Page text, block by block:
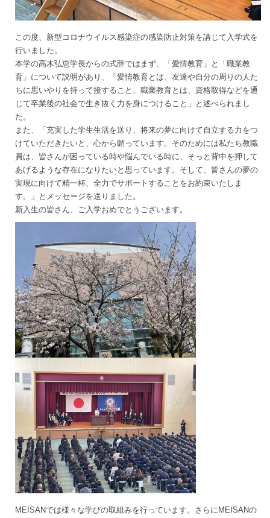
この度、新型コロナウイルス感染症の感染防止対策を講じて入学式を
行いました。
本学の高木弘恵学長からの式辞ではまず、「愛情教育」と「職業教
育」について説明があり、「愛情教育とは、友達や自分の周りの人た
ちに思いやりを持って接すること、職業教育とは、資格取得などを通
じて卒業後の社会で生き抜く力を身につけること」と述べられまし
た。
また、「充実した学生生活を送り、将来の夢に向けて自立する力をつ
けていただきたいと、心から願っています。そのためには私たち教職
員は、皆さんが困っている時や悩んでいる時に、そっと背中を押して
あげるような存在になりたいと思っています。そして、皆さんの夢の
実現に向けて精一杯、全力でサポートすることをお約束いたしま
す。」とメッセージを送りました。
新入生の皆さん、ご入学おめでとうございます。
MEISANでは様々な学びの取組みを行っています。さらにMEISANの